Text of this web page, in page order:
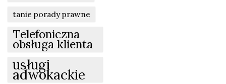
tanie porady prawne
Telefoniczna
obsługa klienta
usługi
adwokackie